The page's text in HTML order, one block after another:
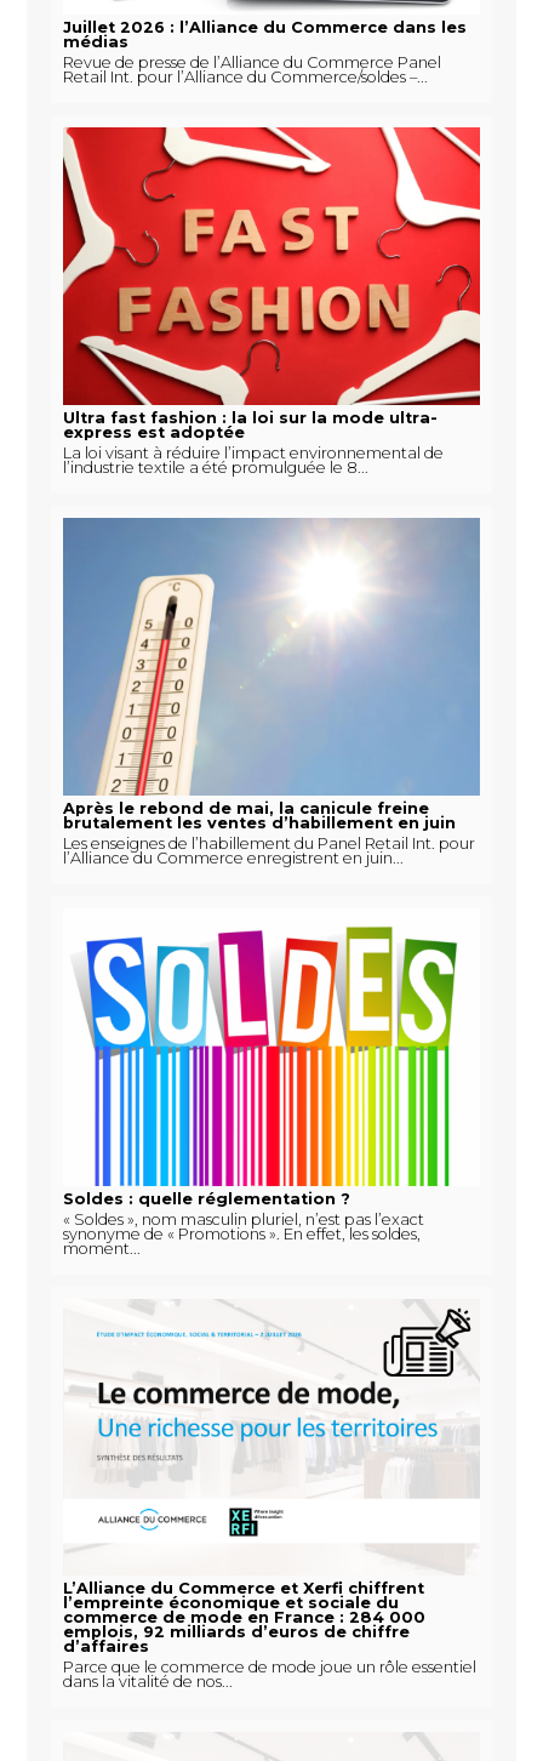
Juillet 2026 : l’Alliance du Commerce dans les
médias
Revue de presse de l’Alliance du Commerce Panel
Retail Int. pour l’Alliance du Commerce/soldes –...
Ultra fast fashion : la loi sur la mode ultra-
express est adoptée
La loi visant à réduire l’impact environnemental de
l’industrie textile a été promulguée le 8...
Après le rebond de mai, la canicule freine
brutalement les ventes d’habillement en juin
Les enseignes de l’habillement du Panel Retail Int. pour
l’Alliance du Commerce enregistrent en juin...
Soldes : quelle réglementation ?
« Soldes », nom masculin pluriel, n’est pas l’exact
synonyme de « Promotions ». En effet, les soldes,
moment...
L’Alliance du Commerce et Xerfi chiffrent
l’empreinte économique et sociale du
commerce de mode en France : 284 000
emplois, 92 milliards d’euros de chiffre
d’affaires
Parce que le commerce de mode joue un rôle essentiel
dans la vitalité de nos...